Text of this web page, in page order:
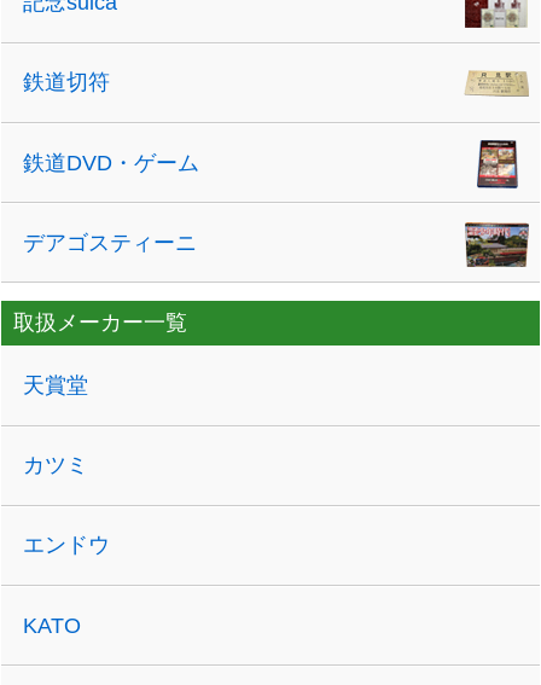
鉄道切符
鉄道DVD・ゲーム
デアゴスティーニ
取扱メーカー一覧
天賞堂
カツミ
エンドウ
KATO